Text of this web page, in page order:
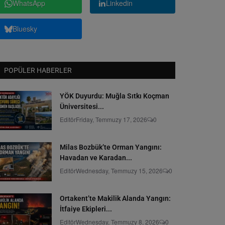
WhatsApp Linkedin
Bluesky
POPÜLER HABERLER
YÖK Duyurdu: Muğla Sıtkı Koçman
Üniversitesi...
EditörFriday, Temmuzy 17, 2026 0
Milas Bozbük’te Orman Yangını:
Havadan ve Karadan...
EditörWednesday, Temmuzy 15, 2026 0
Ortakent’te Makilik Alanda Yangın:
İtfaiye Ekipleri...
EditörWednesday, Temmuzy 8, 2026 0